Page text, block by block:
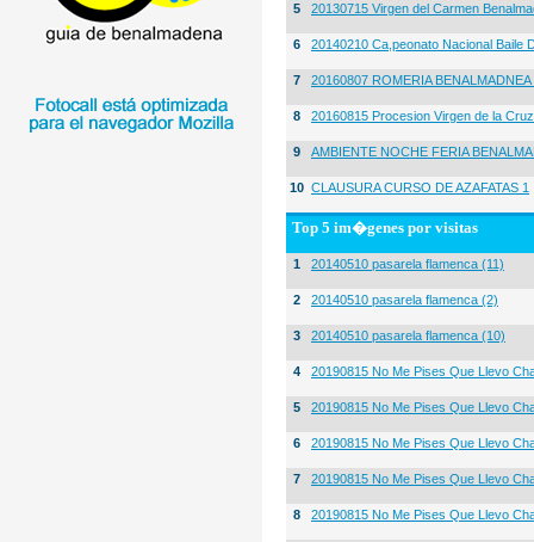
5 20130715 Virgen del Carmen
6 20140210 Ca,peonato Nacional Baile
7 20160807 ROMERIA
8 20160815 Procesion Virgen de la
9 AMBIENTE NOCHE FERIA
10 CLAUSURA CURSO DE AZAFATAS 1
Top 5 im�genes por visitas
1 20140510 pasarela flamenca (11)
2 20140510 pasarela flamenca (2)
3 20140510 pasarela flamenca (10)
4 20190815 No Me Pises Que Llevo
5 20190815 No Me Pises Que Llevo
6 20190815 No Me Pises Que Llevo
7 20190815 No Me Pises Que Llevo
8 20190815 No Me Pises Que Llevo